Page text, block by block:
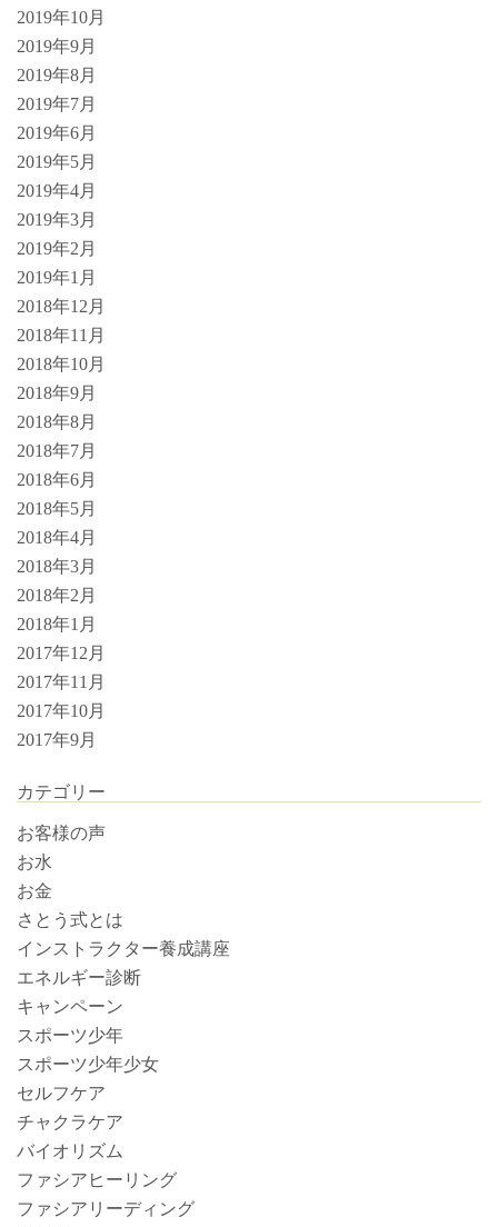
2019年10月
2019年9月
2019年8月
2019年7月
2019年6月
2019年5月
2019年4月
2019年3月
2019年2月
2019年1月
2018年12月
2018年11月
2018年10月
2018年9月
2018年8月
2018年7月
2018年6月
2018年5月
2018年4月
2018年3月
2018年2月
2018年1月
2017年12月
2017年11月
2017年10月
2017年9月
カテゴリー
お客様の声
お水
お金
さとう式とは
インストラクター養成講座
エネルギー診断
キャンペーン
スポーツ少年
スポーツ少年少女
セルフケア
チャクラケア
バイオリズム
ファシアヒーリング
ファシアリーディング